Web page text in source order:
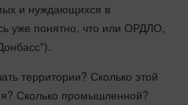
и нуждающихся в
уже понятно, что или ОРДЛО,
территории? Сколько этой
Сколько промышленной?